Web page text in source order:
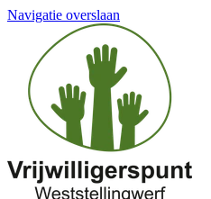
Navigatie overslaan